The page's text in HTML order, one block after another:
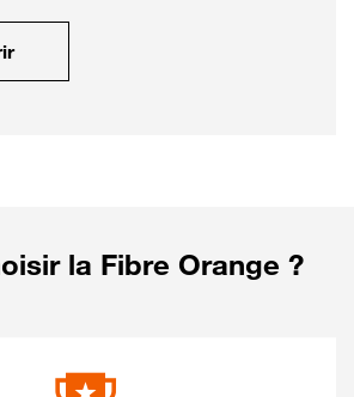
la Fibre Orange ?